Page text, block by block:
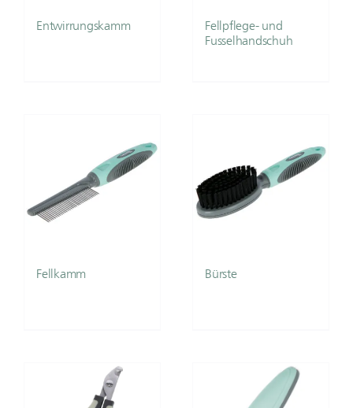
Entwirrungskamm
Fellpflege- und
Fusselhandschuh
Fellkamm Bürste